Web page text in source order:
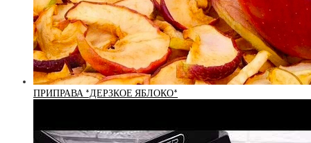
ПРИПРАВА *ДЕРЗКОЕ ЯБЛОКО*